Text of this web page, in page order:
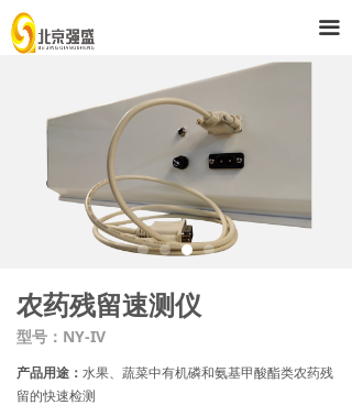
끀
首页
产品与服务
农药残留速测仪
型号：NY-IV
产品用途： 水果、蔬菜中有机磷和氨基甲酸酯类农药残
留的快速检测